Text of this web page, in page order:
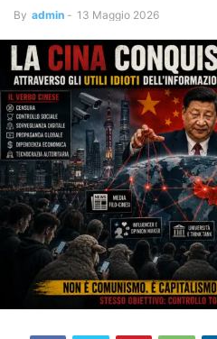
By admin - 13 Maggio 2026